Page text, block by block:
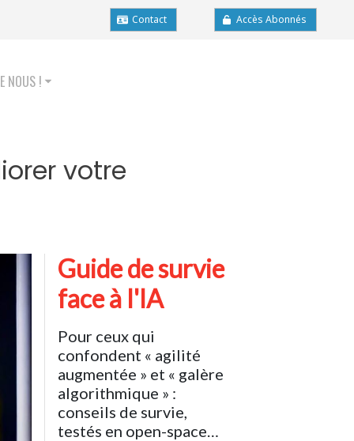
Contact Accès Abonnés
NOUS !
votre
Guide de survie
face à l'IA
Pour ceux qui
confondent « agilité
augmentée » et « galère
algorithmique » :
conseils de survie,
testés en open-space…